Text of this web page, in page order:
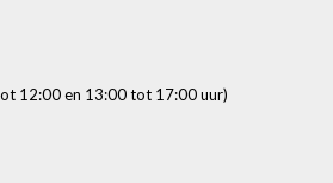
12:00 en 13:00 tot 17:00 uur)